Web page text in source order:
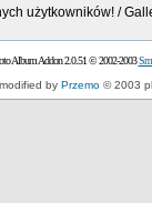
użytkowników! /
Album Addon 2.0.51 © 2002-2003
modified by Przemo © 2003